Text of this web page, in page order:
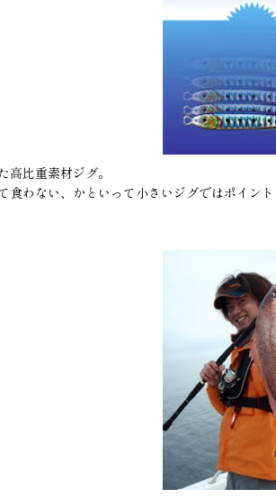
高比重素材ジグ。
わない、かといって小さいジグではポイ